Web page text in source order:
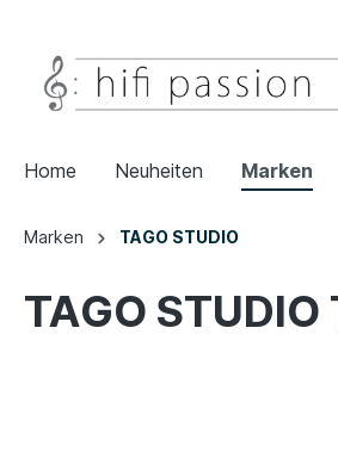
Home Neuheiten Marken
Marken TAGO STUDIO
TAGO STUDIO